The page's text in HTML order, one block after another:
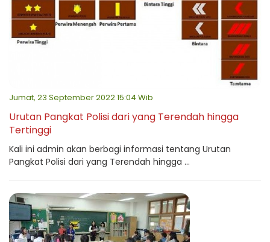
Jumat, 23 September 2022 15:04 Wib
Urutan Pangkat Polisi dari yang Terendah hingga
Tertinggi
Kali ini admin akan berbagi informasi tentang Urutan
Pangkat Polisi dari yang Terendah hingga ...